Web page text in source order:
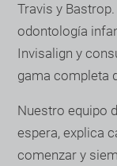
Travis y
odontología
Invisalign y
gama completa
Nuestro equipo
espera, explica
comenzar y